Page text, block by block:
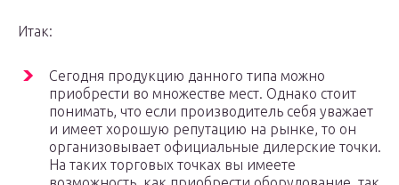
Итак:
Сегодня продукцию данного типа можно
приобрести во множестве мест. Однако стоит
понимать, что если производитель себя уважает
и имеет хорошую репутацию на рынке, то он
организовывает официальные дилерские точки.
На таких торговых точках вы имеете